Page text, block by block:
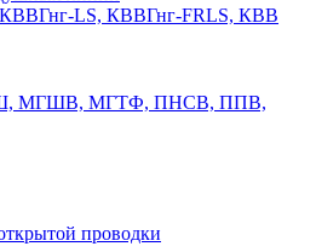
LS, КВВГнг-FRLS, КВВ
МГШВ, МГТФ, ПНСВ, ППВ,
проводки